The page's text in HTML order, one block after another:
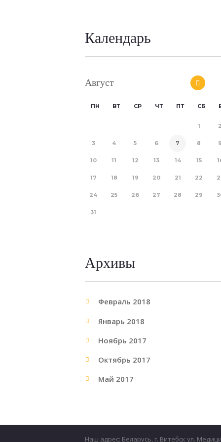
Календарь
Август
ПН ВТ СР ЧТ ПТ СБ
1 2
3 4 5 6 7 8 9
10 11 12 13 14 15
17 18 19 20 21 22
24 25 26 27 28 29
31
Архивы
Февраль 2018
Январь 2018
Ноябрь 2017
Октябрь 2017
Май 2017
Наш адрес: Беларусь, г. Витебск ул.